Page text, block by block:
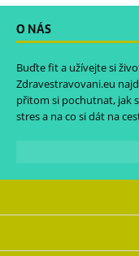
O NÁS
Buďte fit a užívejte si
Zdravestravovani.eu
přitom si pochutnat, jak
stres a na co si dát na